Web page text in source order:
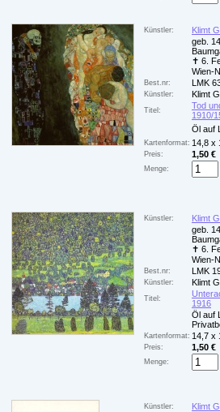
Künstler:
Klimt
geb.
✝ 6.
Wien-
Best.nr: LMK
Künstler: Klimt
Titel:
Tod
1910/
Öl auf
Kartenformat: 14,8 x
Preis: 1,50 €
Menge:
Künstler:
Klimt
geb.
✝ 6.
Wien-
Best.nr: LMK
Künstler: Klimt
Titel:
1916
Öl auf
Kartenformat: 14,7 x
Preis: 1,50 €
Menge:
Künstler:
Klimt